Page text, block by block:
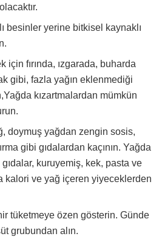
besinler yerine bitkisel kaynaklı
için fırında, ızgarada, buharda
gibi, fazla yağın eklenmediği
kızartmalardan mümkün
doymuş yağdan zengin sosis,
gibi gıdalardan kaçının. Yağda
gıdalar, kuruyemiş, kek, pasta ve
kalori ve yağ içeren yiyeceklerden
tüketmeye özen gösterin. Günde
grubundan alın.